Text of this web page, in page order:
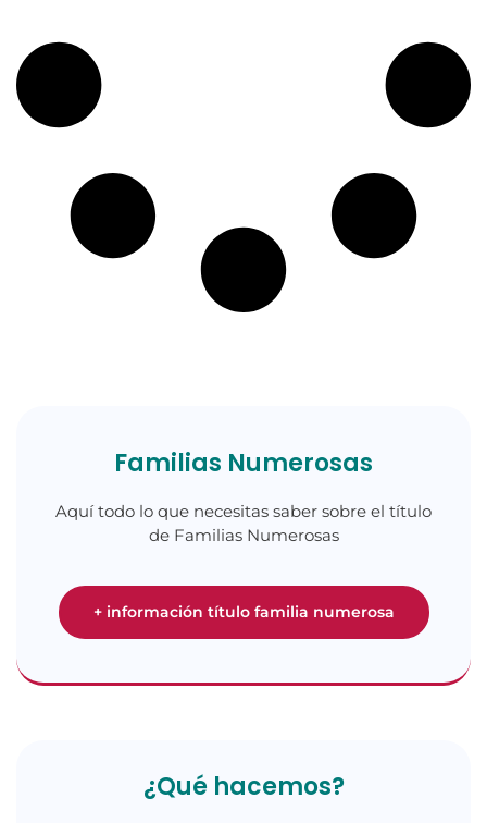
Familias Numerosas
Aquí todo lo que necesitas saber sobre el título
de Familias Numerosas
+ información título familia numerosa
¿Qué hacemos?